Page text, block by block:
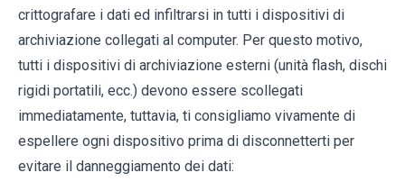
crittografare i dati ed infiltrarsi in tutti i dispositivi di
archiviazione collegati al computer. Per questo motivo,
tutti i dispositivi di archiviazione esterni (unità flash, dischi
rigidi portatili, ecc.) devono essere scollegati
immediatamente, tuttavia, ti consigliamo vivamente di
espellere ogni dispositivo prima di disconnetterti per
evitare il danneggiamento dei dati: